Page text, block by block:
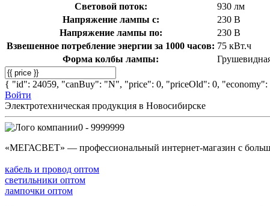
Световой поток:
930 лм
Напряжение лампы с:
230 В
Напряжение лампы по:
230 В
Взвешенное потребление энергии за 1000 часов: 75 кВт.ч
Форма колбы лампы:
{ "id": 24059, "canBuy": "N", "price": 0, "priceOld": 0,
Войти
Электротехническая продукция в Новосибирске
0 - 9999999
«МЕГАСВЕТ» — профессиональный интернет-магазин с
кабель и провод оптом
светильники оптом
лампочки оптом